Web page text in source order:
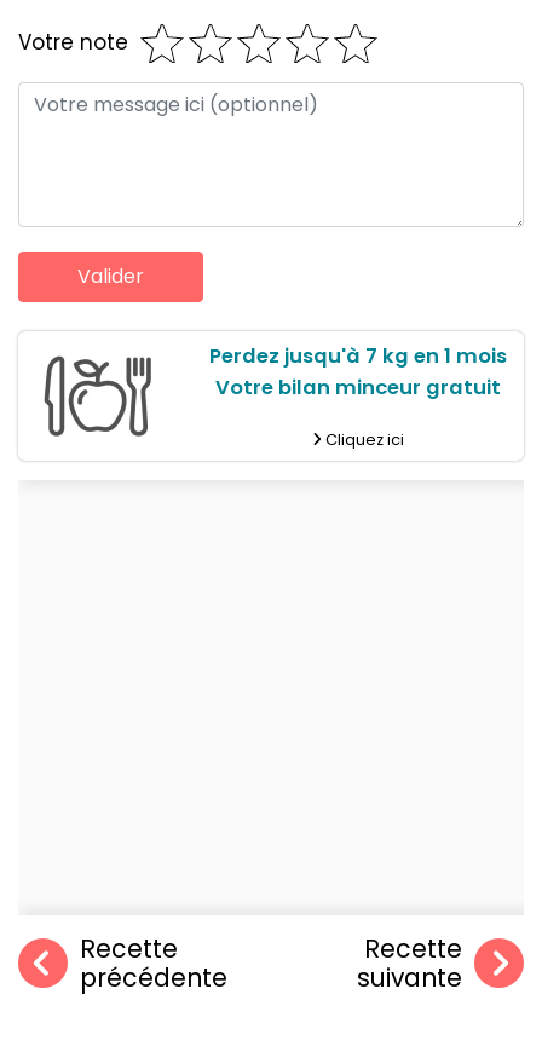
Votre note
Perdez jusqu'à 7 kg en 1 mois
Votre bilan minceur gratuit
Cliquez ici
Recette
précédente
Recette
suivante